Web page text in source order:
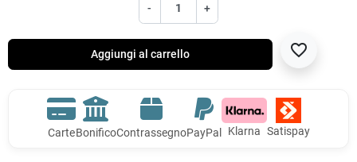
- +
Aggiungi al carrello favorite_border
CarteBonificoContrassegnoPayPal Klarna Satispay